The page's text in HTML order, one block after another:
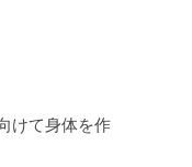
けて身体を作